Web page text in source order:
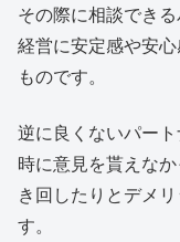
その際に相談でき
経営に安定感や安
ものです。
逆に良くないパー
時に意見を貰えな
き回したりとデメ
す。